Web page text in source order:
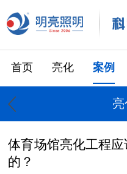
首页 亮化 案例
体育场馆亮化工程
的？